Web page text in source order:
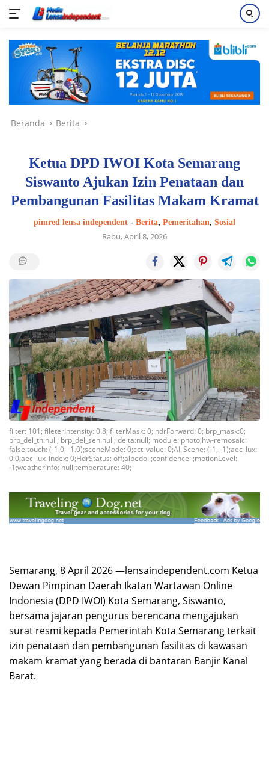
konten
Beranda Berita
Ketua DPD IWOI Kota Semarang
Siswanto Ajukan Izin Penataan dan
Pembangunan Fasilitas Makam Kramat
pimred lensa independent - Berita, Pemeritahan, Sosial
Rabu, April 8, 2026
filter: 101; fileterIntensity: 0.8; filterMask: 0; hdrForward: 0; brp_mask:0;
brp_del_th:null; brp_del_sen:null; delta:null; module: photo;hw-remosaic:
false;touch: (-1.0, -1.0);sceneMode: 0;cct_value: 0;AI_Scene: (-1, -1);aec_lux:
0.0;aec_lux_index: 0;HdrStatus: off;albedo: ;confidence: ;motionLevel:
-1;weatherinfo: null;temperature: 40;
Semarang, 8 April 2026 —lensaindependent.com Ketua
Dewan Pimpinan Daerah Ikatan Wartawan Online
Indonesia (DPD IWOI) Kota Semarang, Siswanto,
bersama jajaran pengurus berencana mengajukan
surat resmi kepada Pemerintah Kota Semarang terkait
izin penataan dan pembangunan fasilitas di kawasan
makam kramat yang berada di bantaran Banjir Kanal
Barat.